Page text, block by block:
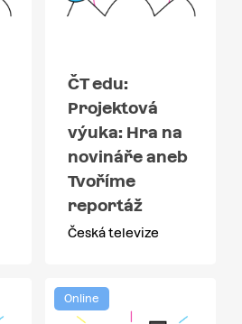
ČT edu:
Projektová
výuka: Hra na
novináře aneb
Tvoříme
reportáž
Česká televize
Online